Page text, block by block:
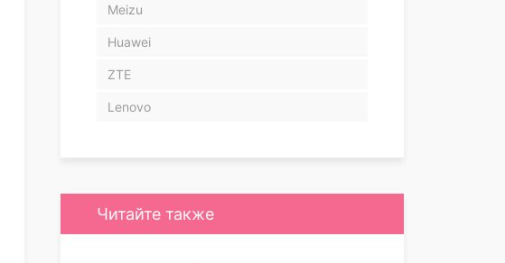
Meizu
Huawei
ZTE
Lenovo
Читайте также